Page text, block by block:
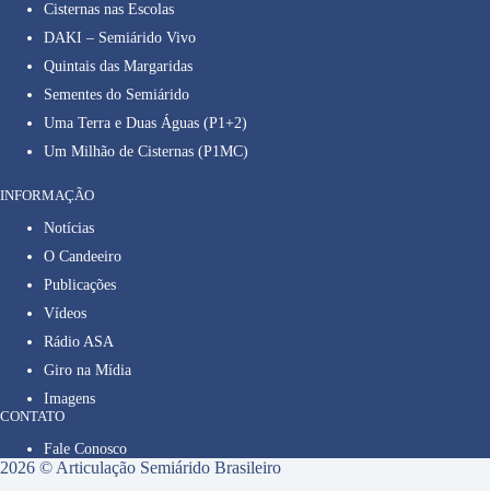
Cisternas nas Escolas
DAKI – Semiárido Vivo
Quintais das Margaridas
Sementes do Semiárido
Uma Terra e Duas Águas (P1+2)
Um Milhão de Cisternas (P1MC)
INFORMAÇÃO
Notícias
O Candeeiro
Publicações
Vídeos
Rádio ASA
Giro na Mídia
Imagens
CONTATO
Fale Conosco
2026 © Articulação Semiárido Brasileiro